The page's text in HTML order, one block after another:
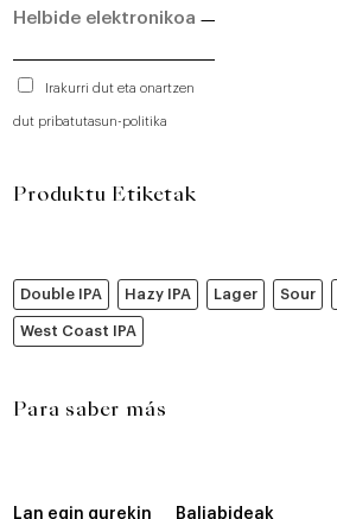
Irakurri dut eta onartzen
dut pribatutasun-politika
Produktu Etiketak
Double IPA Hazy IPA Lager Sour
West Coast IPA
Para saber más
Lan egin gurekin Baliabideak